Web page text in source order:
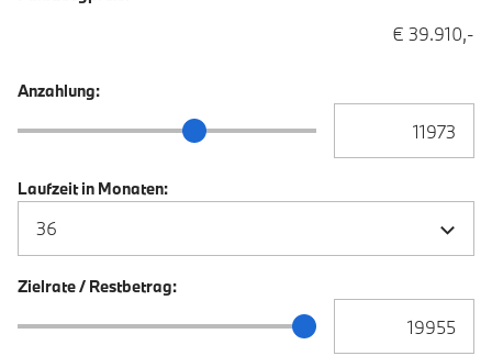
€ 39.910,-
Anzahlung:
Anzahlung Schieberegler
Laufzeit in Monaten:
Zielrate / Restbetrag:
Zielrate / Restbetrag Schieberegler